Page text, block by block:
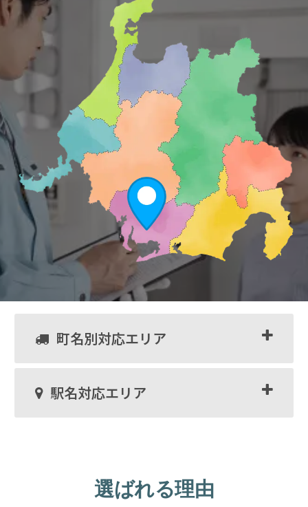
町名別対応エリア
駅名対応エリア
選ばれる理由